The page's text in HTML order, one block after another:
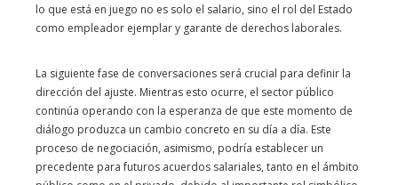
lo que está en juego no es solo el salario, sino el rol del Estado
como empleador ejemplar y garante de derechos laborales.
La siguiente fase de conversaciones será crucial para definir la
dirección del ajuste. Mientras esto ocurre, el sector público
continúa operando con la esperanza de que este momento de
diálogo produzca un cambio concreto en su día a día. Este
proceso de negociación, asimismo, podría establecer un
precedente para futuros acuerdos salariales, tanto en el ámbito